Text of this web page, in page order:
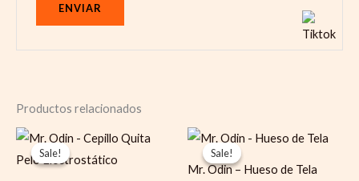
Productos relacionados
Sale!
Sale!
Original
price
was:
Current
price
is:
Sale!
Sale!
Mr. Odin – Hueso de Tela
Original
price
was:
$ 16.000.
Current
price
$ 13.800.